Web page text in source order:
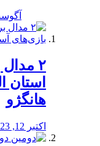
آگوست 21,
استان
هانگژو
اکتبر 12, 2023